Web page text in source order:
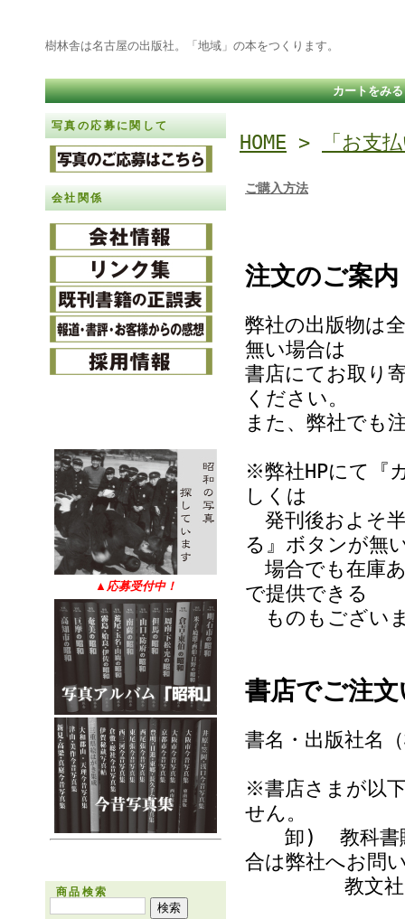
樹林舎は名古屋の出版社。「地域」の本をつくります。
カートをみる
写真の応募に関して
会社関係
▲ 応募受付中！
商品検索
HOME > 「お支
ご購入方法
注文のご案内
弊社の出版物は
無い場合は
書店にてお取り
ください。
また、弊社でも
※弊社HPにて『
しくは
発刊後およそ
る』ボタンが無
場合でも在庫
で提供できる
ものもござい
書店でご注
書名・出版社名
※書店さまが以
せん。
卸) 教科
合は弊社へお問
教文社、地